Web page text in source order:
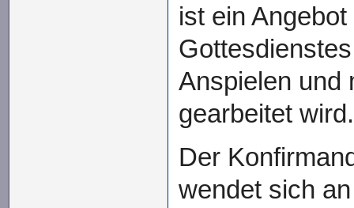
ist ein
Anspielen und
gearbeitet wird.
Der
wendet sich